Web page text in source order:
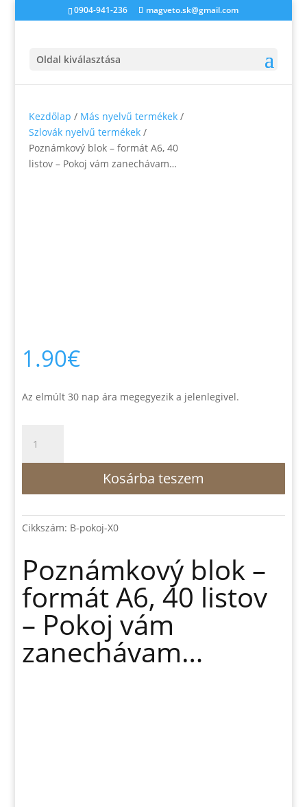
0904-941-236 magveto.sk@gmail.com
Oldal kiválasztása
Kezdőlap / Más nyelvű termékek /
Szlovák nyelvű termékek /
Poznámkový blok – formát A6, 40
listov – Pokoj vám zanechávam…
1.90€
Az elmúlt 30 nap ára megegyezik a jelenlegivel.
blok
–
A6,
listov
Pokoj
vám
zanechávam…
mennyiség
Kosárba teszem
Cikkszám: B-pokoj-X0
Poznámkový blok –
formát A6, 40 listov
– Pokoj vám
zanechávam…